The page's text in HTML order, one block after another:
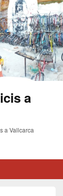
a
a Vallcarca